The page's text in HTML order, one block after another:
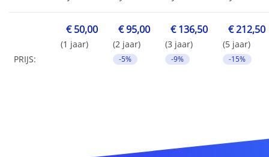
PRIJS:
€ 50,00
(1 jaar)
€ 95,00
(2 jaar)
-5%
€ 136,50
(3 jaar)
-9%
€ 212,50
(5 jaar)
-15%